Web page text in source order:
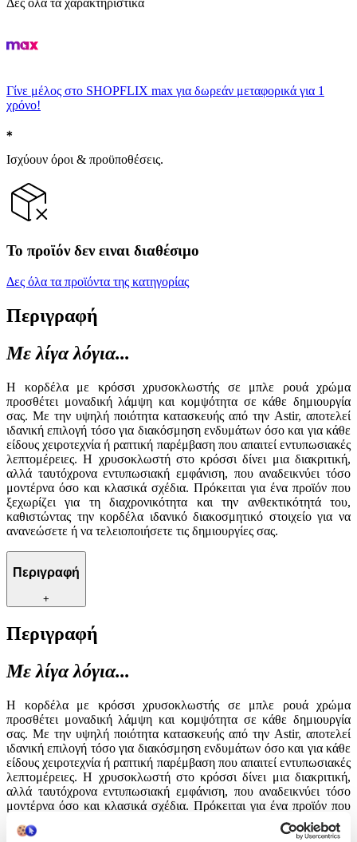
Γίνε μέλος στο SHOPFLIX max για δωρεάν μεταφορικά για 1
χρόνο!
Ισχύουν όροι & προϋποθέσεις.
Το προϊόν δεν ειναι διαθέσιμο
Δες όλα τα προϊόντα της κατηγορίας
Περιγραφή
Με λίγα λόγια...
Η κορδέλα με κρόσσι χρυσοκλωστής σε μπλε ρουά χρώμα
προσθέτει μοναδική λάμψη και κομψότητα σε κάθε δημιουργία
σας. Με την υψηλή ποιότητα κατασκευής από την Astir, αποτελεί
ιδανική επιλογή τόσο για διακόσμηση ενδυμάτων όσο και για κάθε
είδους χειροτεχνία ή ραπτική παρέμβαση που απαιτεί εντυπωσιακές
λεπτομέρειες. Η χρυσοκλωστή στο κρόσσι δίνει μια διακριτική,
αλλά ταυτόχρονα εντυπωσιακή εμφάνιση, που αναδεικνύει τόσο
μοντέρνα όσο και κλασικά σχέδια. Πρόκειται για ένα προϊόν που
ξεχωρίζει για τη διαχρονικότητα και την ανθεκτικότητά του,
καθιστώντας την κορδέλα ιδανικό διακοσμητικό στοιχείο για να
ανανεώσετε ή να τελειοποιήσετε τις δημιουργίες σας.
Περιγραφή
+
Περιγραφή
Με λίγα λόγια...
Η κορδέλα με κρόσσι χρυσοκλωστής σε μπλε ρουά χρώμα
προσθέτει μοναδική λάμψη και κομψότητα σε κάθε δημιουργία
σας. Με την υψηλή ποιότητα κατασκευής από την Astir, αποτελεί
ιδανική επιλογή τόσο για διακόσμηση ενδυμάτων όσο και για κάθε
είδους χειροτεχνία ή ραπτική παρέμβαση που απαιτεί εντυπωσιακές
λεπτομέρειες. Η χρυσοκλωστή στο κρόσσι δίνει μια διακριτική,
αλλά ταυτόχρονα εντυπωσιακή εμφάνιση, που αναδεικνύει τόσο
μοντέρνα όσο και κλασικά σχέδια. Πρόκειται για ένα προϊόν που
ξεχωρίζει για τη διαχρονικότητα και την ανθεκτικότητά του,
καθιστώντας την κορδέλα ιδανικό διακοσμητικό στοιχείο για να